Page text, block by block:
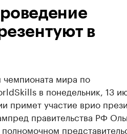
в
чемпионата мира по
в понедельник, 13
примет участие врио
правительства РФ